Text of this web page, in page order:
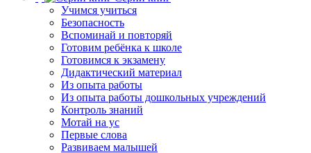
Учимся учиться
Безопасность
Вспоминай и повторяй
Готовим ребёнка к школе
Готовимся к экзамену
Дидактический материал
Из опыта работы
Из опыта работы дошкольных учреждений
Контроль знаний
Мотай на ус
Первые слова
Развиваем малышей